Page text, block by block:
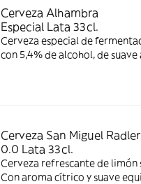
Cerveza Alhambra
Especial Lata 33cl.
Cerveza especial de
con 5,4% de alcohol, de
Cerveza San Miguel Radler
0.0 Lata 33cl.
Cerveza refrescante de limón
Con aroma cítrico y suave